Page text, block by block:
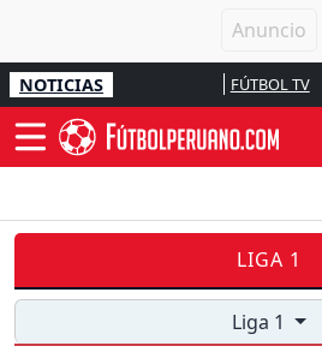
NOTICIAS FÚTBOL TV
LIGA 1
Liga 1